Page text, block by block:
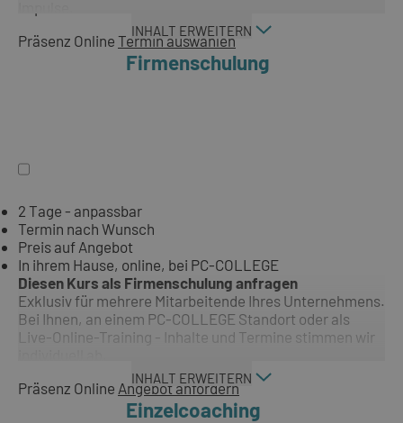
INHALT ERWEITERN
Präsenz Online Termin auswählen
Firmenschulung
2 Tage - anpassbar
Termin nach Wunsch
Preis auf Angebot
In ihrem Hause, online, bei PC-COLLEGE
Diesen Kurs als Firmenschulung anfragen
Exklusiv für mehrere Mitarbeitende Ihres Unternehmens.
Bei Ihnen, an einem PC-COLLEGE Standort oder als
Live-Online-Training - Inhalte und Termine stimmen wir
INHALT ERWEITERN
Präsenz Online Angebot anfordern
Einzelcoaching